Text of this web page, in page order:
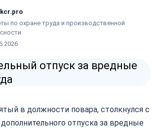
по охране труда и производственной
в должности повара, столкнулся с
отпуска за вредные